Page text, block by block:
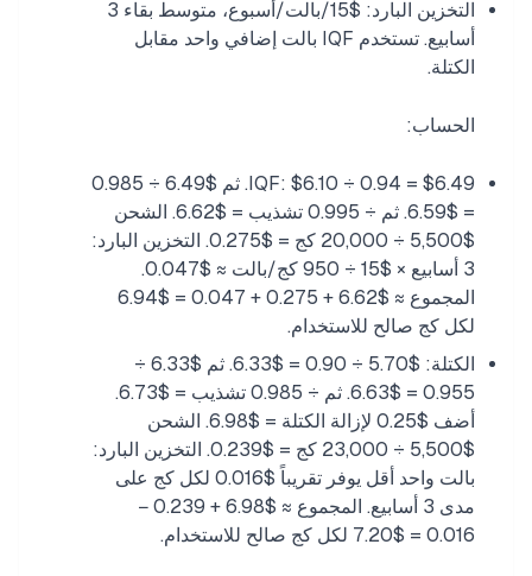
التخزين البارد: $15/بالت/أسبوع، متوسط بقاء 3
أسابيع. تستخدم IQF بالت إضافي واحد مقابل
الكتلة.
الحساب:
IQF: $6.10 ÷ 0.94 = $6.49. ثم $6.49 ÷ 0.985
= $6.59. ثم ÷ 0.995 تشذيب = $6.62. الشحن
$5,500 ÷ 20,000 كج = $0.275. التخزين البارد:
3 أسابيع × $15 ÷ 950 كج/بالت ≈ $0.047.
المجموع ≈ $6.62 + 0.275 + 0.047 = $6.94
لكل كج صالح للاستخدام.
الكتلة: $5.70 ÷ 0.90 = $6.33. ثم $6.33 ÷
0.955 = $6.63. ثم ÷ 0.985 تشذيب = $6.73.
أضف $0.25 لإزالة الكتلة = $6.98. الشحن
$5,500 ÷ 23,000 كج = $0.239. التخزين البارد:
بالت واحد أقل يوفر تقريباً $0.016 لكل كج على
مدى 3 أسابيع. المجموع ≈ $6.98 + 0.239 −
0.016 = $7.20 لكل كج صالح للاستخدام.